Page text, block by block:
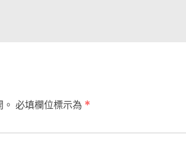
必填欄位標示為 *